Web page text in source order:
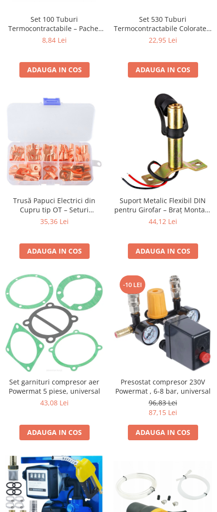
Set 100 Tuburi
Termocontractabile – Pachet
Economic pentru Izolație
8,84 Lei
ADAUGA IN COS
Set 530 Tuburi
Termocontractabile Colorate –
Izolație și Protecție
22,95 Lei
ADAUGA IN COS
Trusă Papuci Electrici din
Cupru tip OT – Seturi
Profesionale pentru Conexiuni
35,36 Lei
ADAUGA IN COS
Suport Metalic Flexibil DIN
pentru Girofar – Braț Montare
Tractor și Utilaje
44,12 Lei
ADAUGA IN COS
Set garnituri compresor aer
Powermat 5 piese, universal
43,08 Lei
ADAUGA IN COS
-10 LEI
Presostat compresor 230V
Powermat , 6-8 bar, universal
96,83 Lei
87,15 Lei
ADAUGA IN COS